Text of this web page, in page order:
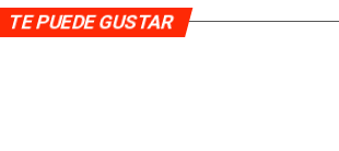
TE PUEDE GUSTAR